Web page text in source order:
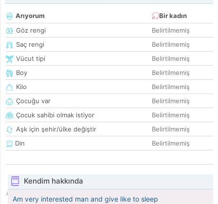
Arıyorum
Bir kadın
Göz rengi
Belirtilmemiş
Saç rengi
Belirtilmemiş
Vücut tipi
Belirtilmemiş
Boy
Belirtilmemiş
Kilo
Belirtilmemiş
Çocuğu var
Belirtilmemiş
Çocuk sahibi olmak istiyor
Belirtilmemiş
Aşk için şehir/ülke değiştir
Belirtilmemiş
Din
Belirtilmemiş
Kendim hakkında
Am very interested man and give like to sleep